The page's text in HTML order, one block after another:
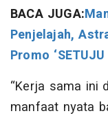
BACA JUGA:
Penjelajah,
Promo
“Kerja sama ini
manfaat nyata